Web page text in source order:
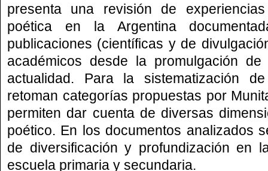
presenta una revisión de
poética en la Argentina
publicaciones (científicas y de
académicos desde la promulgación
actualidad. Para la sistematización
retoman categorías propuestas por
permiten dar cuenta de diversas
poético. En los documentos analizados
de diversificación y profundización en
escuela primaria y secundaria.